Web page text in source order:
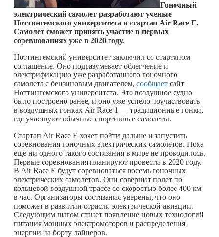
Гоночный
электрический самолет разработают ученые
Ноттингемского университета и стартап Air Race E.
Самолет сможет принять участие в первых
соревнованиях уже в 2020 году.
Ноттингемский университет заключил со стартапом
соглашение. Оно подразумевает облегчение и
электрификацию уже разработанного гоночного
самолета с бензиновым двигателем, сообщает сайт
Ноттингемского университета. Это воздушное судно
было построено ранее, и оно уже успело поучаствовать
в воздушных гонках Air Race 1 — традиционные гонки,
где участвуют обычные спортивные самолеты.
Стартап Air Race E хочет пойти дальше и запустить
соревнования гоночных электрических самолетов. Пока
еще ни одного такого состязания в мире не проводилось.
Первые соревнования планируют провести в 2020 году.
В Air Race E будут соревноваться восемь гоночных
электрических самолетов. Они совершат полет по
кольцевой воздушной трассе со скоростью более 400 км
в час. Организаторы состязания уверены, что оно
поможет в развитии отрасли электрической авиации.
Следующим шагом станет появление новых технологий
питания мощных электромоторов и распределения
энергии на борту лайнеров.